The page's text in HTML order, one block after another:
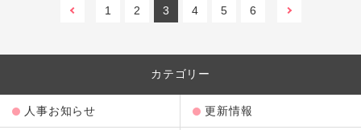
前へ1 2 3 4 5 6
カテゴリー
人事お知らせ 更新情報